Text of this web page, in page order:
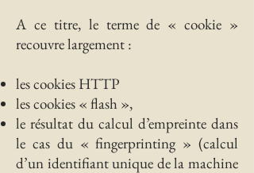
A ce titre, le terme de « cookie »
recouvre largement :
les cookies HTTP
les cookies « flash »,
le résultat du calcul d’empreinte dans
le cas du « fingerprinting » (calcul
d’un identifiant unique de la machine